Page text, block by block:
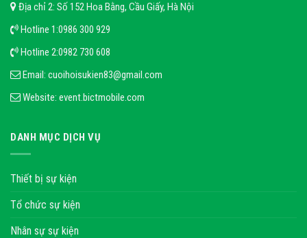
Địa chỉ 2: Số 152 Hoa Bằng, Cầu Giấy, Hà Nội
Hotline 1:0986 300 929
Hotline 2:0982 730 608
Email: cuoihoisukien83@gmail.com
Website: event.bictmobile.com
DANH MỤC DỊCH VỤ
Thiết bị sự kiện
Tổ chức sự kiện
Nhân sự sự kiện